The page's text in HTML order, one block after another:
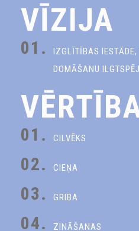
VĪZIJA
01.
IZGLĪTĪBAS
DOMĀŠANU
01. CILVĒKS
02. CIEŅA
03. GRIBA
04. ZINĀŠANAS